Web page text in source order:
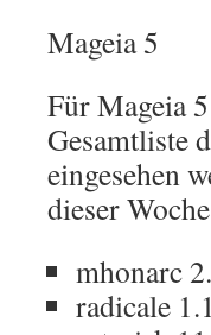
Mageia 5
Für Mageia
Gesamtliste
eingesehen
dieser
mhonarc
radicale